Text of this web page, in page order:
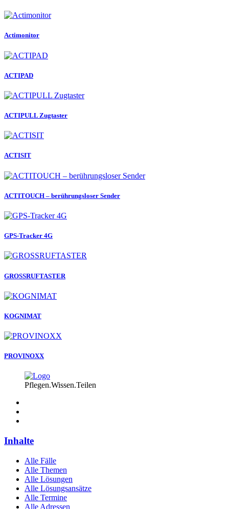
Actimonitor
ACTIPAD
ACTIPULL Zugtaster
ACTISIT
ACTITOUCH – berührungsloser Sender
GPS-Tracker 4G
GROSSRUFTASTER
KOGNIMAT
PROVINOXX
Pflegen.Wissen.Teilen
Inhalte
Alle Fälle
Alle Themen
Alle Lösungen
Alle Lösungsansätze
Alle Termine
Alle Adressen